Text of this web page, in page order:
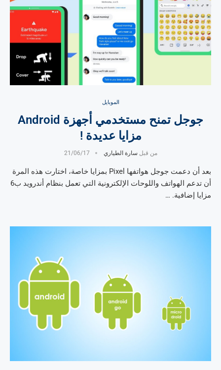
الموبايل
جوجل تمنح مستخدمي أجهزة Android
مزايا عديدة !
من قبل سارة الطياري 21/06/17
بعد أن دعمت جوجل هواتفها Pixel بمزايا خاصة، اختارت هذه المرة
أن تدعم الهواتف واللوحات الإلكترونية التي تعمل بنظام أندرويد ب6
مزايا إضافية. …